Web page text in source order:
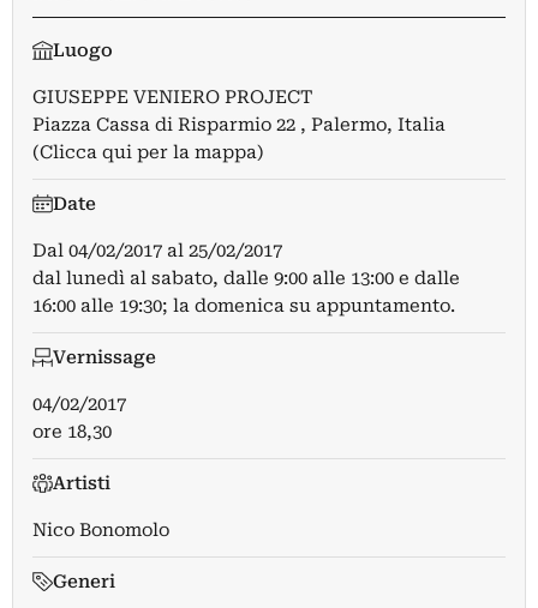
Luogo
GIUSEPPE VENIERO PROJECT
Piazza Cassa di Risparmio 22 , Palermo, Italia
(Clicca qui per la mappa)
Date
Dal 04/02/2017 al 25/02/2017
dal lunedì al sabato, dalle 9:00 alle 13:00 e dalle
16:00 alle 19:30; la domenica su appuntamento.
Vernissage
04/02/2017
ore 18,30
Artisti
Nico Bonomolo
Generi